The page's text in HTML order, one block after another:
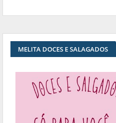
MELITA DOCES E SALAGADOS